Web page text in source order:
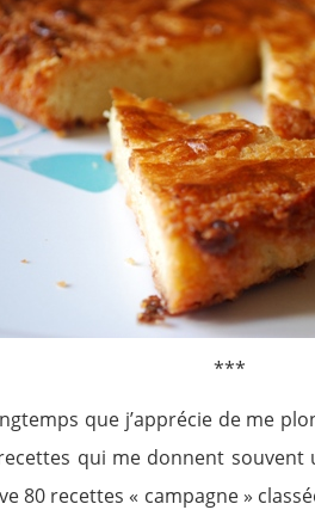
***
que j’apprécie de me
qui me donnent
recettes « campagne »